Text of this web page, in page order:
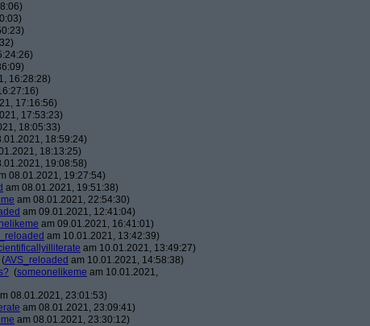
16:28:28)
17:16:56)
17:53:23)
18:05:33)
18:59:24)
18:13:25)
19:08:58)
08.01.2021, 19:27:54)
am 08.01.2021, 19:51:38)
am 08.01.2021, 22:54:30)
am 09.01.2021, 12:41:04)
am 09.01.2021, 16:41:01)
am 10.01.2021, 13:42:39)
am 10.01.2021, 13:49:27)
(AVS_reloaded am 10.01.2021, 14:58:38)
(someonelikeme am 10.01.2021,
08.01.2021, 23:01:53)
am 08.01.2021, 23:09:41)
am 08.01.2021, 23:30:12)